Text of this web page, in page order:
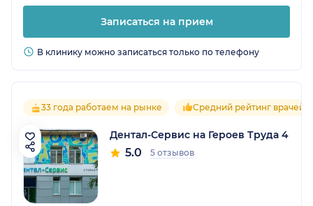
Записаться на прием
В клинику можно записаться только по телефону
33 года работаем на рынке Средний рейтинг врачей
Дентал-Сервис на Героев Труда 4
5.0 5 отзывов